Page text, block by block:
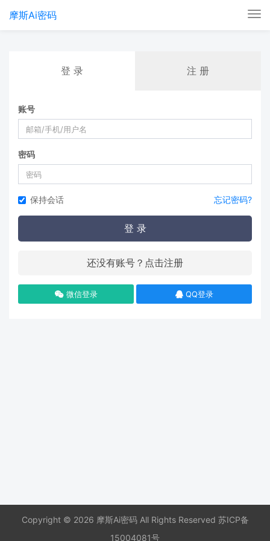
摩斯Ai密码
登 录 注 册
账号
密码
保持会话 忘记密码?
登 录
还没有账号？点击注册
微信登录 QQ登录
Copyright © 2026 摩斯Ai密码 All Rights Reserved 苏ICP备
15004081号